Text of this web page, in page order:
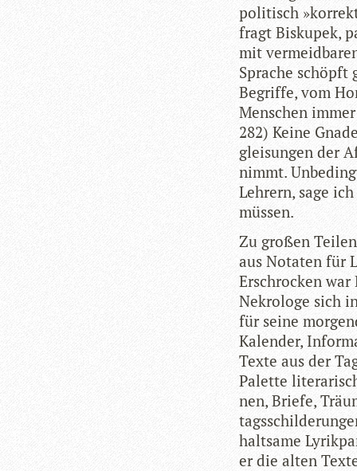
poli­tisch
fragt Bis­ku­pek,
mit
Spra­che schöpft
Begriffe, vom
Men­schen
282) Keine
glei­sun­gen der
nimmt.
Leh­rern, sage
müssen.
Zu gro­ßen
aus Nota­ten für
Erschro­cken
Nekro­loge sich
für seine
Kalen­der,
Texte aus der
Palette
nen, Briefe,
halt­same
er die alten